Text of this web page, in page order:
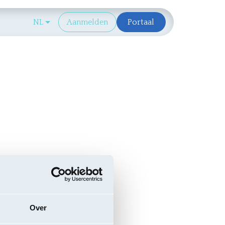
Over
Aanbestedende-overheid
NL Aanmelden Portaal